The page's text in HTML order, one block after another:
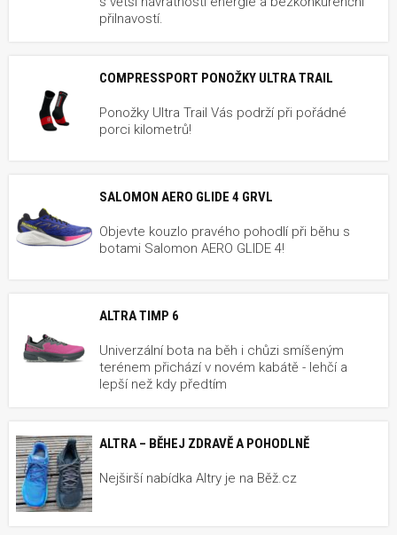
přilnavostí.
COMPRESSPORT PONOŽKY ULTRA TRAIL
Ponožky Ultra Trail Vás podrží při pořádné
porci kilometrů!
SALOMON AERO GLIDE 4 GRVL
Objevte kouzlo pravého pohodlí při běhu s
botami Salomon AERO GLIDE 4!
ALTRA TIMP 6
Univerzální bota na běh i chůzi smíšeným
terénem přichází v novém kabátě - lehčí a
lepší než kdy předtím
ALTRA – BĚHEJ ZDRAVĚ A POHODLNĚ
Nejširší nabídka Altry je na Běž.cz